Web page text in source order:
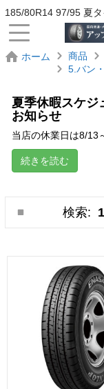
185/80R14 97/95 夏
ホーム 商品
5.バン
夏季休暇スケジ
お知らせ
当店の休業日は8/13
続きを読む
検索: